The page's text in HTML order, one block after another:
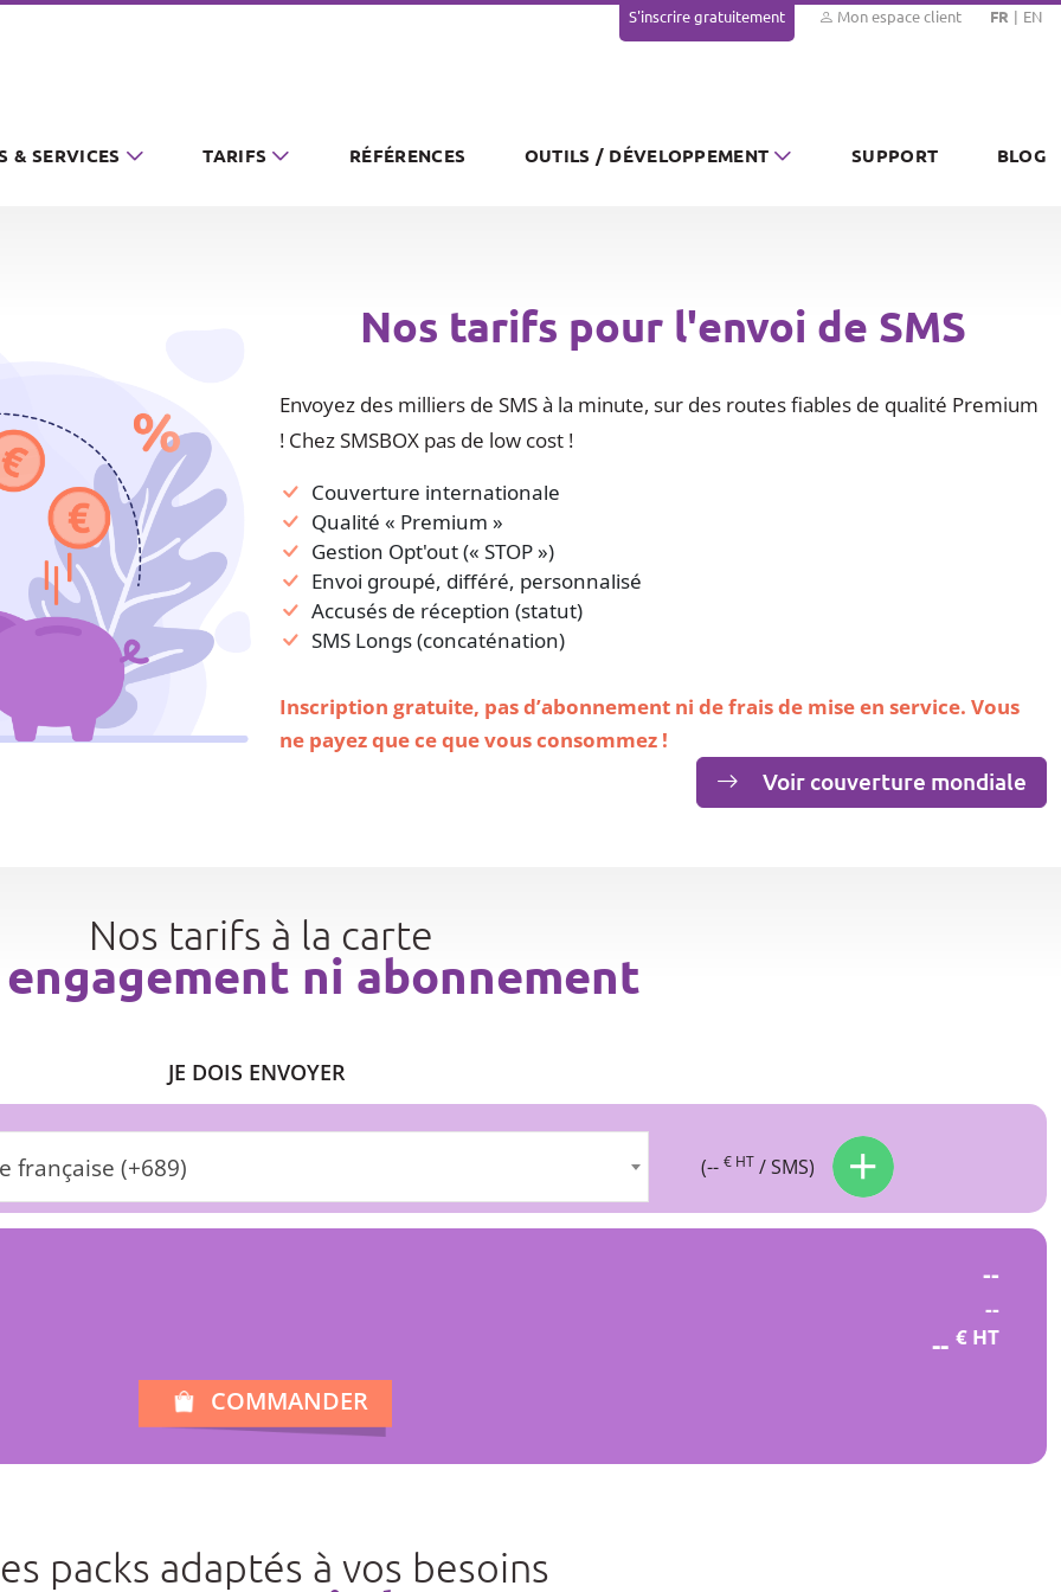
S'inscrire gratuitement Mon espace client FR EN
& SERVICES TARIFS RÉFÉRENCES OUTILS / DÉVELOPPEMENT SUPPORT BLOG
Nos tarifs pour l'envoi de SMS
Envoyez des milliers de SMS à la minute, sur des routes fiables de qualité Premium
! Chez SMSBOX pas de low cost !
Couverture internationale
Qualité « Premium »
Gestion Opt'out (« STOP »)
Envoi groupé, différé, personnalisé
Accusés de réception (statut)
SMS Longs (concaténation)
Inscription gratuite, pas d’abonnement ni de frais de mise en service. Vous
ne payez que ce que vous consommez !
Voir couverture mondiale
Nos tarifs à la carte
engagement ni abonnement
JE DOIS ENVOYER
française (+689) (-- € HT / SMS)
--
--
-- € HT
COMMANDER
packs adaptés à vos besoins